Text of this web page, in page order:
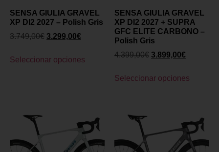
SENSA GIULIA GRAVEL
XP DI2 2027 – Polish Gris
3.749,00€ 3.299,00€
Seleccionar opciones
SENSA GIULIA GRAVEL
XP DI2 2027 + SUPRA
GFC ELITE CARBONO –
Polish Gris
4.399,00€ 3.899,00€
Seleccionar opciones